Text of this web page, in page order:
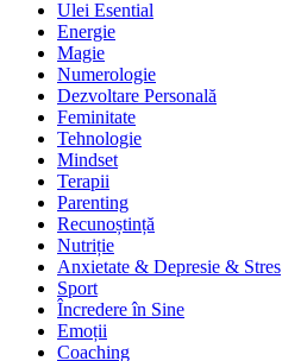
Ulei Esential
Energie
Magie
Numerologie
Dezvoltare Personală
Feminitate
Tehnologie
Mindset
Terapii
Parenting
Recunoștință
Nutriție
Anxietate & Depresie & Stres
Sport
Încredere în Sine
Emoții
Coaching